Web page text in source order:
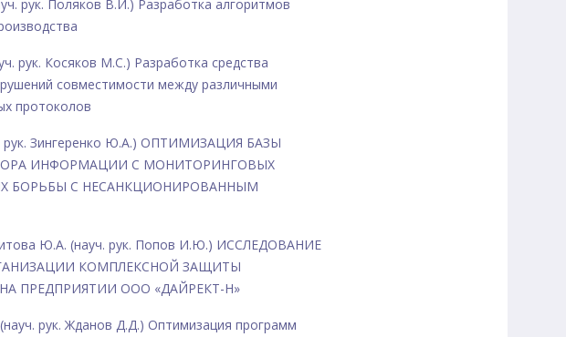
рук. Поляков В.И.) Разработка алгоритмов
рук. Косяков М.С.) Разработка средства
совместимости между различными
протоколов
рук. Зингеренко Ю.А.) ОПТИМИЗАЦИЯ БАЗЫ
ИНФОРМАЦИИ С МОНИТОРИНГОВЫХ
БОРЬБЫ С НЕСАНКЦИОНИРОВАННЫМ
Ю.А. (науч. рук. Попов И.Ю.) ИССЛЕДОВАНИЕ
КОМПЛЕКСНОЙ ЗАЩИТЫ
ПРЕДПРИЯТИИ ООО «ДАЙРЕКТ-Н»
рук. Жданов Д.Д.) Оптимизация программ